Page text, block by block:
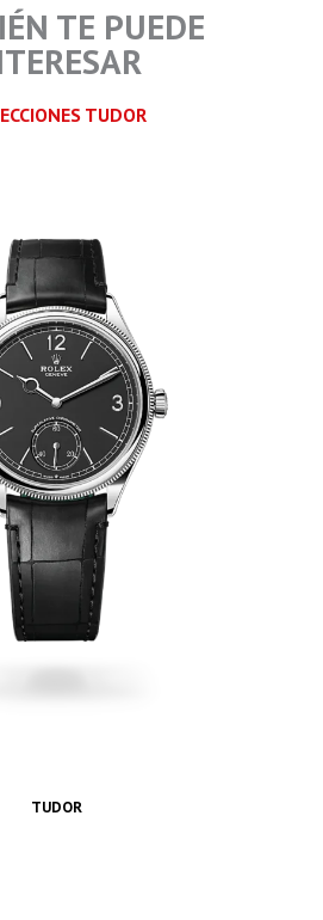
TE PUEDE
TUDOR
TUDOR